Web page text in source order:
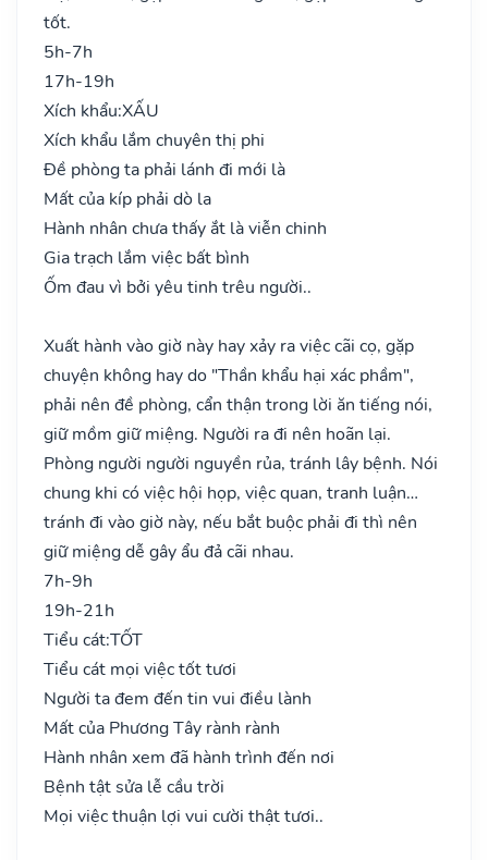
tốt.
5h-7h
17h-19h
Xích khẩu:XẤU
Xích khẩu lắm chuyên thị phi
Đề phòng ta phải lánh đi mới là
Mất của kíp phải dò la
Hành nhân chưa thấy ắt là viễn chinh
Gia trạch lắm việc bất bình
Ốm đau vì bởi yêu tinh trêu người..
Xuất hành vào giờ này hay xảy ra việc cãi cọ, gặp
chuyện không hay do "Thần khẩu hại xác phầm",
phải nên đề phòng, cẩn thận trong lời ăn tiếng nói,
giữ mồm giữ miệng. Người ra đi nên hoãn lại.
Phòng người người nguyền rủa, tránh lây bệnh. Nói
chung khi có việc hội họp, việc quan, tranh luận…
tránh đi vào giờ này, nếu bắt buộc phải đi thì nên
giữ miệng dễ gây ẩu đả cãi nhau.
7h-9h
19h-21h
Tiểu cát:TỐT
Tiểu cát mọi việc tốt tươi
Người ta đem đến tin vui điều lành
Mất của Phương Tây rành rành
Hành nhân xem đã hành trình đến nơi
Bệnh tật sửa lễ cầu trời
Mọi việc thuận lợi vui cười thật tươi..